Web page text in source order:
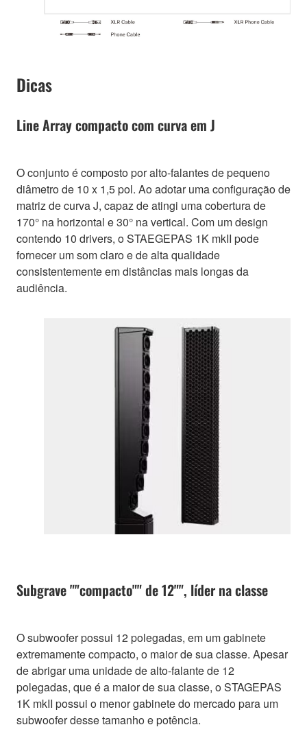
Dicas
Line Array compacto com curva em J
O conjunto é composto por alto-falantes de pequeno
diâmetro de 10 x 1,5 pol. Ao adotar uma configuração de
matriz de curva J, capaz de atingi uma cobertura de
170° na horizontal e 30° na vertical. Com um design
contendo 10 drivers, o STAEGEPAS 1K mkII pode
fornecer um som claro e de alta qualidade
consistentemente em distâncias mais longas da
audiência.
Subgrave ""compacto"" de 12"", líder na classe
O subwoofer possui 12 polegadas, em um gabinete
extremamente compacto, o maior de sua classe. Apesar
de abrigar uma unidade de alto-falante de 12
polegadas, que é a maior de sua classe, o STAGEPAS
1K mkII possui o menor gabinete do mercado para um
subwoofer desse tamanho e potência.